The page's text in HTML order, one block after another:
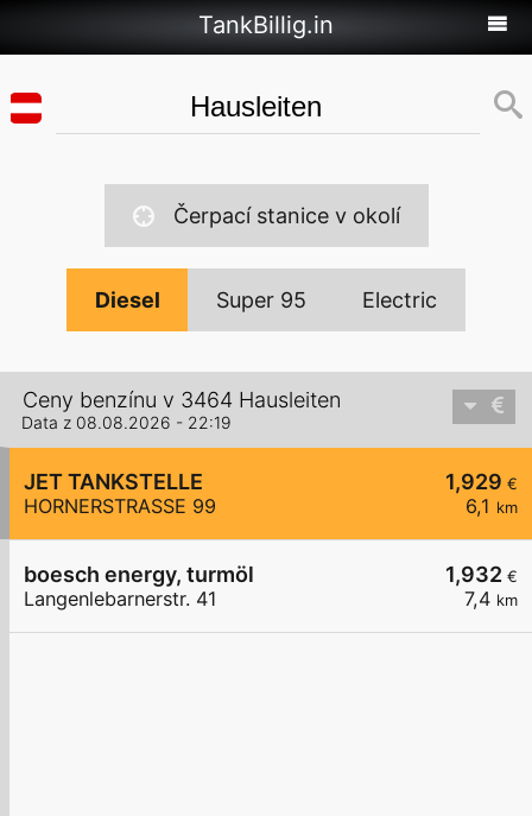
TankBillig.in
Čerpací stanice v okolí
Diesel Super 95 Electric
Ceny benzínu v 3464 Hausleiten
Data z 08.08.2026 - 22:19
1,929 €
6,1 km
JET TANKSTELLE
HORNERSTRASSE 99
1,932 €
7,4 km
boesch energy, turmöl
Langenlebarnerstr. 41